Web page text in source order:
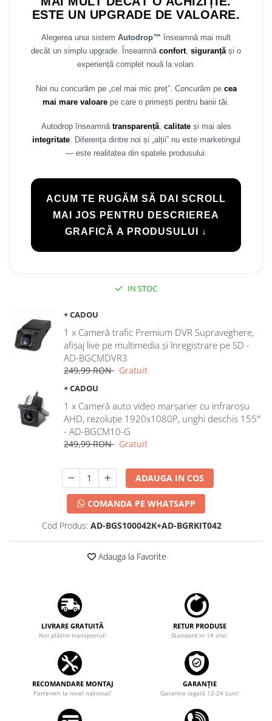
ESTE UN UPGRADE DE VALOARE.
Alegerea unui sistem Autodrop™ înseamnă mai mult
decât un simplu upgrade. Înseamnă confort, siguranțăși o
experiență complet nouă la volan.
Noi nu concurăm pe „cel mai mic preț”. Concurăm pe cea
mai mare valoare pe care o primești pentru banii tăi.
Autodrop înseamnă transparență, calitateși mai ales
integritate. Diferența dintre noi și „alții” nu este marketingul
— este realitatea din spatele produsului.
ACUM TE RUGĂM SĂ DAI SCROLL
MAI JOS PENTRU DESCRIEREA
GRAFICĂ A PRODUSULUI ↓
IN STOC
+ CADOU
1 x Cameră trafic Premium DVR Supraveghere,
afișaj live pe multimedia și înregistrare pe SD -
AD-BGCMDVR3
249,99 RON Gratuit
+ CADOU
1 x Cameră auto video marșarier cu infraroșu
AHD, rezoluție 1920x1080P, unghi deschis 155°
- AD-BGCM10-G
249,99 RON Gratuit
ADAUGA IN COS
COMANDA PE WHATSAPP
Cod Produs: AD-BGS100042K+AD-BGRKIT042
Adauga la Favorite
LIVRARE GRATUITĂ
Noi plătim transportul!
RETUR PRODUSE
Standard in 14 zile!
RECOMANDARE MONTAJ
Parteneri la nivel național!
GARANȚIE
Garanţie legală 12-24 Luni!